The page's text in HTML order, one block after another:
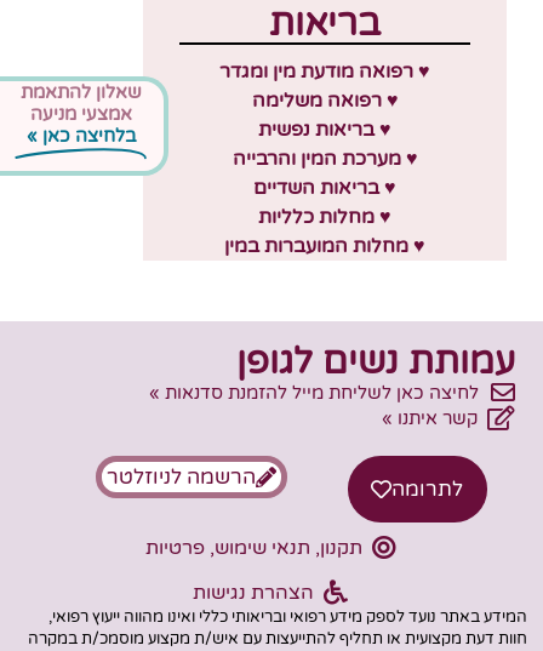
בריאות
♥ רפואה מודעת מין ומגדר
♥ רפואה משלימה
♥ בריאות נפשית
♥ מערכת המין והרבייה
♥ בריאות השדיים
♥ מחלות כלליות
♥ מחלות המועברות במין
עמותת נשים לגופן
לחיצה כאן לשליחת מייל להזמנת סדנאות »
קשר איתנו »
לתרומה הרשמה לניוזלטר
תקנון, תנאי שימוש, פרטיות
הצהרת נגישות
המידע באתר נועד לספק מידע רפואי ובריאותי כללי ואינו מהווה ייעוץ רפואי,
חוות דעת מקצועית או תחליף להתייעצות עם איש/ת מקצוע מוסמכ/ת במקרה
שאלון להתאמת
אמצעי מניעה
בלחיצה כאן »